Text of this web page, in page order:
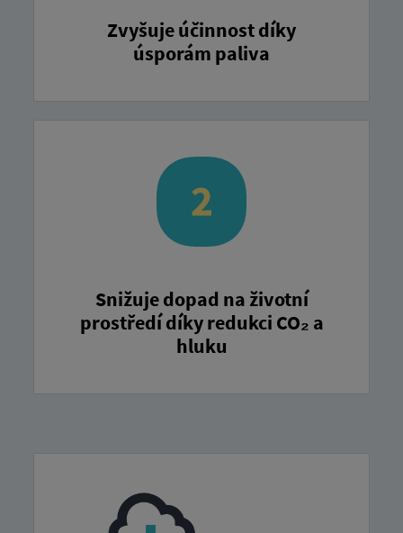
Zvyšuje účinnost díky
úsporám paliva
Snižuje dopad na životní
prostředí díky redukci CO₂ a
hluku